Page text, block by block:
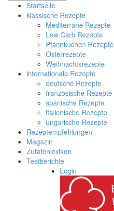
Startseite
klassische Rezepte
Mediterrane Rezepte
Low Carb Rezepte
Pfannkuchen Rezepte
Osterrezepte
Weihnachtsrezepte
internationale Rezepte
deutsche Rezepte
französische Rezepte
spanische Rezepte
italienische Rezepte
ungarische Rezepte
Rezeptempfehlungen
Magazin
Zutatenlexikon
Testberichte
Login